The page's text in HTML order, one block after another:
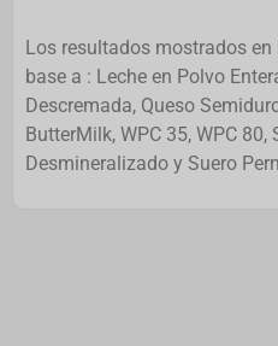
Los resultados mostrados
base a : Leche en Polvo
Descremada, Queso
ButterMilk, WPC 35, WPC
Desmineralizado y Suero